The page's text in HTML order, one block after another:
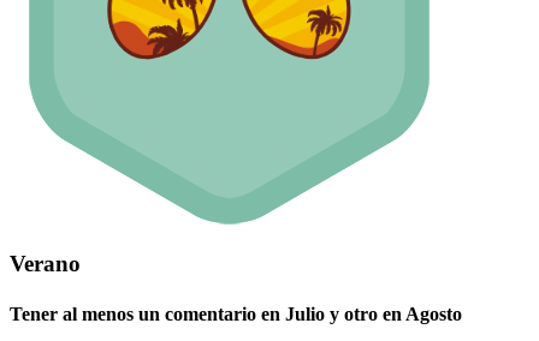
Verano
Tener al menos un comentario en Julio y otro en Agosto